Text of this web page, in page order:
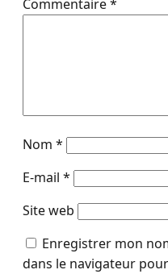
Commentaire*
Nom *
E-mail *
Site web
Enregistrer mon
dans le navigateur